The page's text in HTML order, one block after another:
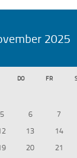
2025
DO FR
5 6 7
13 14
20 21